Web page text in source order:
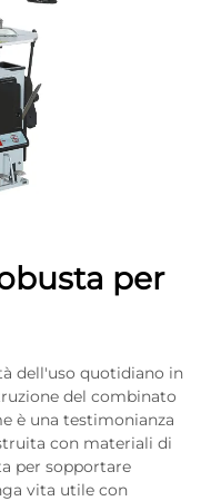
per
dell'uso quotidiano in
del combinato
è una testimonianza
con materiali di
per sopportare
vita utile con